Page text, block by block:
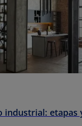
industrial: